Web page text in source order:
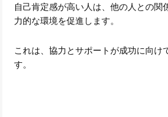
自己肯定感が高い人は、他の人との関
力的な環境を促進します。
これは、協力とサポートが成功に向け
す。